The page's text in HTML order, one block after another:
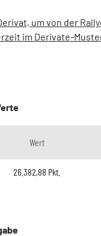
um von der
im Derivate-
Wert
26.382,88 Pkt.